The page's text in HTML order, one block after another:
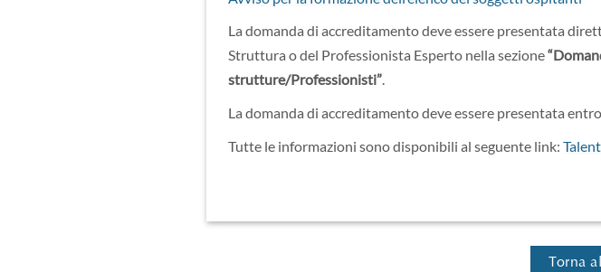
La domanda di accreditamento deve essere presentata
Struttura o del Professionista Esperto nella sezione
strutture/Professionisti”.
La domanda di accreditamento deve essere presentata
Tutte le informazioni sono disponibili al seguente link:
Torna